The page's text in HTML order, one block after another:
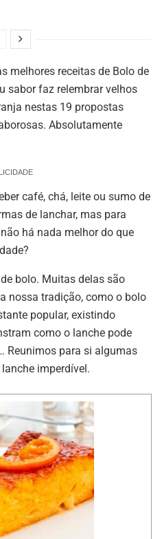
melhores receitas de Bolo de
sabor faz relembrar velhos
nestas 19 propostas
Absolutamente
café, chá, leite ou sumo de
de lanchar, mas para
há nada melhor do que
bolo. Muitas delas são
nossa tradição, como o bolo
popular, existindo
como o lanche pode
Reunimos para si algumas
imperdível.